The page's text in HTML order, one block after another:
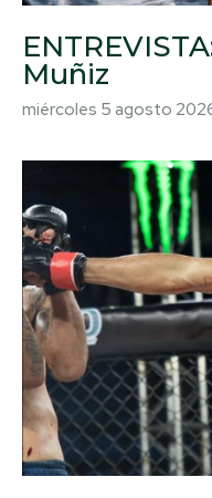
Muñiz
miércoles 5 agosto